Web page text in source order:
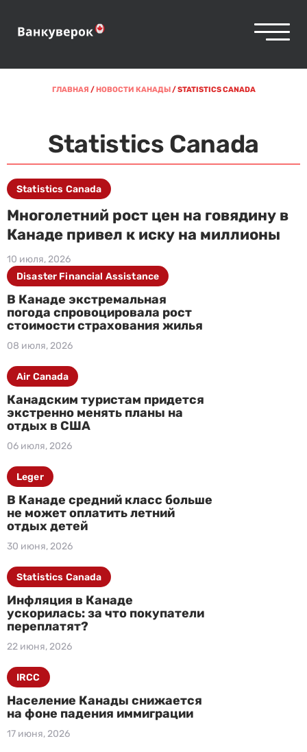
ГЛАВНАЯ /НОВОСТИ КАНАДЫ/STATISTICS CANADA
Statistics Canada
Многолетний рост цен на говядину в
Канаде привел к иску на миллионы
10 июля, 2026
Statistics Canada
В Канаде экстремальная
погода спровоцировала рост
стоимости страхования жилья
08 июля, 2026
Disaster Financial Assistance
Канадским туристам придется
экстренно менять планы на
отдых в США
06 июля, 2026
Air Canada
В Канаде средний класс больше
не может оплатить летний
отдых детей
30 июня, 2026
Leger
Инфляция в Канаде
ускорилась: за что покупатели
переплатят?
22 июня, 2026
Statistics Canada
Население Канады снижается
на фоне падения иммиграции
17 июня, 2026
IRCC